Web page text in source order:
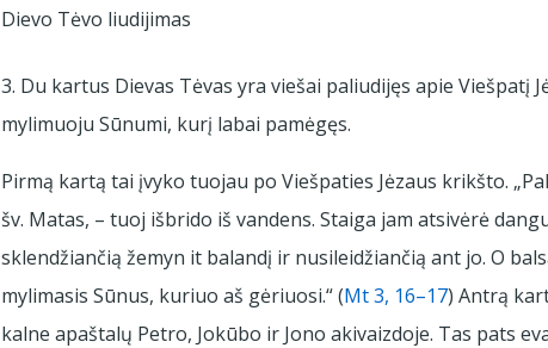
Dievo Tėvo liudijimas
3. Du kartus Dievas Tėvas yra viešai paliudijęs apie Viešpatį
mylimuoju Sūnumi, kurį labai pamėgęs.
Pirmą kartą tai įvyko tuojau po Viešpaties Jėzaus krikšto.
šv. Matas, – tuoj išbrido iš vandens. Staiga jam atsivėrė
sklendžiančią žemyn it balandį ir nusileidžiančią ant jo. O
mylimasis Sūnus, kuriuo aš gėriuosi.“ (Mt 3, 16–17) Antrą
kalne apaštalų Petro, Jokūbo ir Jono akivaizdoje. Tas pats